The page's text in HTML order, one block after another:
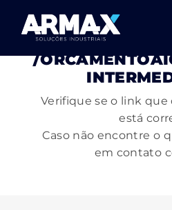
PÁGINA NÃO
/
Verifique se o link
está
Caso não encontre o
em contato